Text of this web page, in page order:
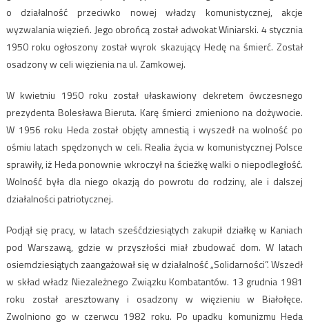
o działalność przeciwko nowej władzy komunistycznej, akcje
wyzwalania więzień. Jego obrońcą został adwokat Winiarski. 4 stycznia
1950 roku ogłoszony został wyrok skazujący Hedę na śmierć. Został
osadzony w celi więzienia na ul. Zamkowej.
W kwietniu 1950 roku został ułaskawiony dekretem ówczesnego
prezydenta Bolesława Bieruta. Karę śmierci zmieniono na dożywocie.
W 1956 roku Heda został objęty amnestią i wyszedł na wolność po
ośmiu latach spędzonych w celi. Realia życia w komunistycznej Polsce
sprawiły, iż Heda ponownie wkroczył na ścieżkę walki o niepodległość.
Wolność była dla niego okazją do powrotu do rodziny, ale i dalszej
działalności patriotycznej.
Podjął się pracy, w latach sześćdziesiątych zakupił działkę w Kaniach
pod Warszawą, gdzie w przyszłości miał zbudować dom. W latach
osiemdziesiątych zaangażował się w działalność „Solidarności”. Wszedł
w skład władz Niezależnego Związku Kombatantów. 13 grudnia 1981
roku został aresztowany i osadzony w więzieniu w Białołęce.
Zwolniono go w czerwcu 1982 roku. Po upadku komunizmu Heda